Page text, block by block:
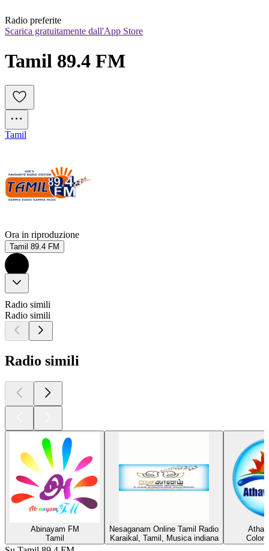
Radio preferite
Scarica gratuitamente dall'App Store
Tamil 89.4 FM
Tamil
Ora in riproduzione
Tamil 89.4 FM
Radio simili
Radio simili
Radio simili
Abinayam FM
Tamil
Nesaganam Online Tamil Radio
Karaikal, Tamil, Musica indiana